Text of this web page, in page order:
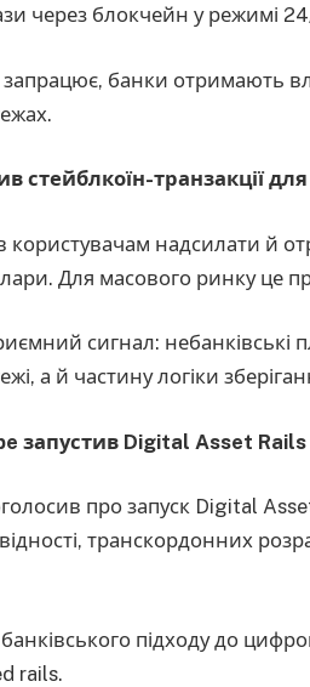
через блокчейн у режимі
банки отримають
стейблкоїн-транзакції
користувачам надсилати й
Для масового ринку це
сигнал:
а й частину логіки
запустив Digital Asset Rails
про запуск Digital
транскордонних
підходу до
rails.